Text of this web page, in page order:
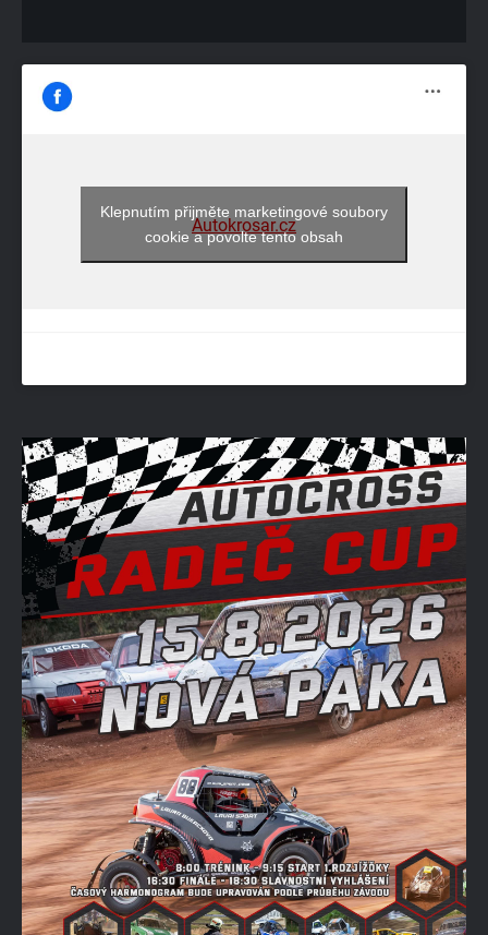
Autokrosar.cz
Klepnutím přijměte marketingové soubory
cookie a povolte tento obsah